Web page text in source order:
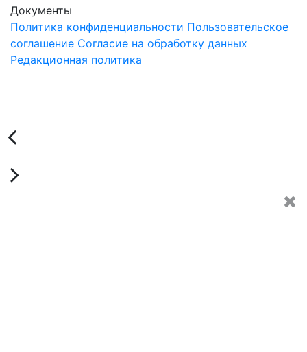
Документы
Политика конфиденциальности Пользовательское
соглашение Согласие на обработку данных
Редакционная политика